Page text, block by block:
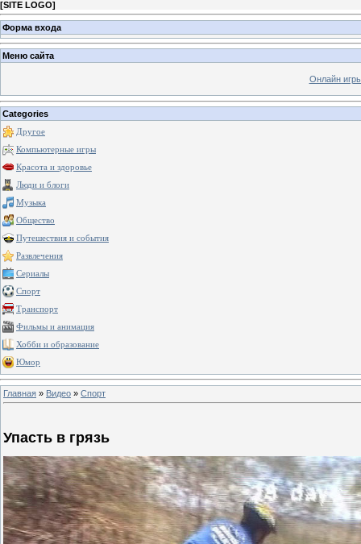
[SITE LOGO]
Форма входа
Меню сайта
Онлайн
Categories
Другое
Компьютерные игры
Красота и здоровье
Люди и блоги
Музыка
Общество
Путешествия и события
Развлечения
Сериалы
Спорт
Транспорт
Фильмы и анимация
Хобби и образование
Юмор
Главная » Видео » Спорт
Упасть в грязь